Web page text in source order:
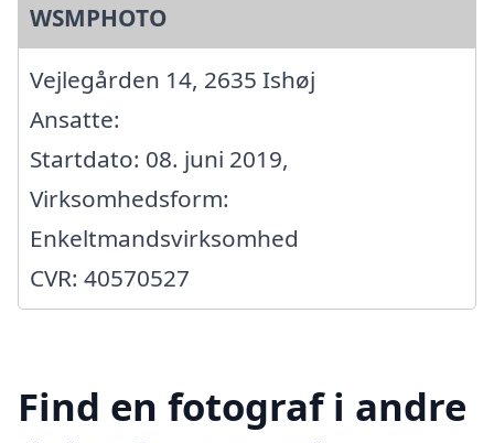
WSMPHOTO
Vejlegården 14, 2635 Ishøj
Ansatte:
Startdato: 08. juni 2019,
Virksomhedsform:
Enkeltmandsvirksomhed
CVR: 40570527
Find en fotograf i andre